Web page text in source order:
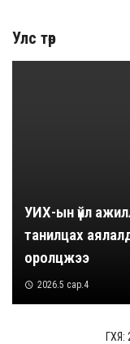
Улс төр
УИХ-ын үйл
танилцах
оролцжээ
2026.5 сар.4
ГХЯ: